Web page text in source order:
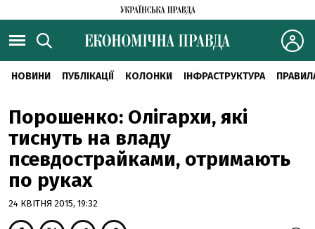
НОВИНИ ПУБЛІКАЦІЇ КОЛОНКИ ІНФРАСТРУКТУРА
Порошенко: Олігархи, які
тиснуть на владу
псевдострайками, отримають
по руках
24 КВІТНЯ 2015, 19:32